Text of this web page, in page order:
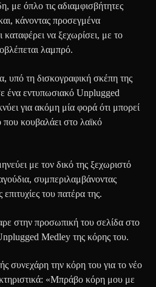
με όπλο τις αδιαμφισβήτητες
κάνοντας προσεγμένα
καταφέρει να ξεχωρίσει, με το
λαμπρό.
υπό τη δισκογραφική σκέπη της
ένα εντυπωσιακό Unplugged
για ακόμη μία φορά ότι μπορεί
που κουβαλάει στο λαϊκό
με τον δικό της ξεχωριστό
συμπεριλαμβάνοντας
του πατέρα της.
στην προσωπική του σελίδα στο
Medley της κόρης του.
συνεχάρη την κόρη του για το νέο
«Μπράβο κόρη μου με